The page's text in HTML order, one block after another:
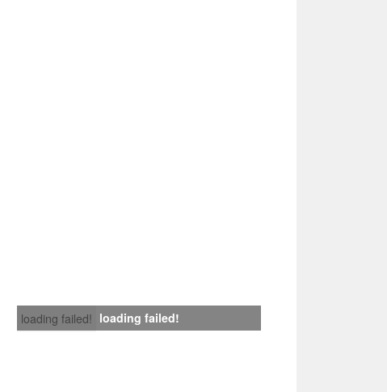
loading failed! loading failed!